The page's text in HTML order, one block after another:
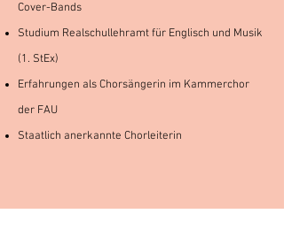
Cover-Bands
Studium Realschullehramt für Englisch und Musik
(1. StEx)
Erfahrungen als Chorsängerin im Kammerchor
der FAU
Staatlich anerkannte Chorleiterin